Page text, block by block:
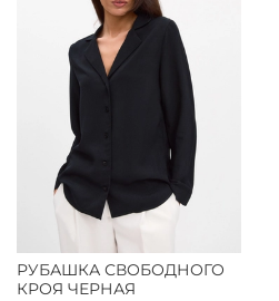
РУБАШКА СВОБОДНОГО
КРОЯ ЧЕРНАЯ